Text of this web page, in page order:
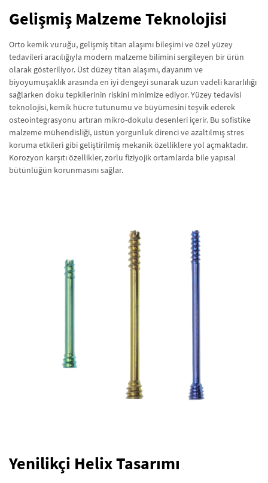
Gelişmiş Malzeme Teknolojisi
Orto kemik vuruğu, gelişmiş titan alaşımı bileşimi ve özel yüzey
tedavileri aracılığıyla modern malzeme bilimini sergileyen bir ürün
olarak gösteriliyor. Üst düzey titan alaşımı, dayanım ve
biyoyumuşaklık arasında en iyi dengeyi sunarak uzun vadeli kararlılığı
sağlarken doku tepkilerinin riskini minimize ediyor. Yüzey tedavisi
teknolojisi, kemik hücre tutunumu ve büyümesini teşvik ederek
osteointegrasyonu artıran mikro-dokulu desenleri içerir. Bu sofistike
malzeme mühendisliği, üstün yorgunluk direnci ve azaltılmış stres
koruma etkileri gibi geliştirilmiş mekanik özelliklere yol açmaktadır.
Korozyon karşıtı özellikler, zorlu fiziyojik ortamlarda bile yapısal
bütünlüğün korunmasını sağlar.
Yenilikçi Helix Tasarımı